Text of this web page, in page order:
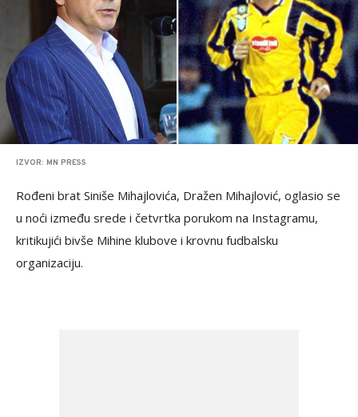
IZVOR: MN PRESS
Rođeni brat Siniše Mihajlovića, Dražen Mihajlović, oglasio se
u noći između srede i četvrtka porukom na Instagramu,
kritikujići bivše Mihine klubove i krovnu fudbalsku
organizaciju.